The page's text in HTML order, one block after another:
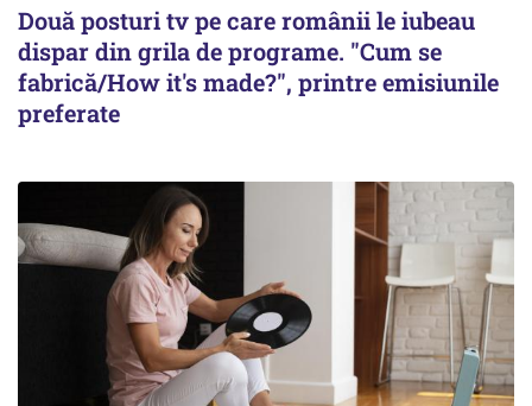
Două posturi tv pe care românii le iubeau
dispar din grila de programe. "Cum se
fabrică/How it's made?", printre emisiunile
preferate